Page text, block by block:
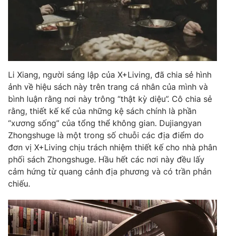
Li Xiang, người sáng lập của X+Living, đã chia sẻ hình
ảnh về hiệu sách này trên trang cá nhân của mình và
bình luận rằng nơi này trông “thật kỳ diệu”. Cô chia sẻ
rằng, thiết kế kế của những kệ sách chính là phần
“xương sống” của tổng thể không gian. Dujiangyan
Zhongshuge là một trong số chuỗi các địa điểm do
đơn vị X+Living chịu trách nhiệm thiết kế cho nhà phân
phối sách Zhongshuge. Hầu hết các nơi này đều lấy
cảm hứng từ quang cảnh địa phương và có trần phản
chiếu.